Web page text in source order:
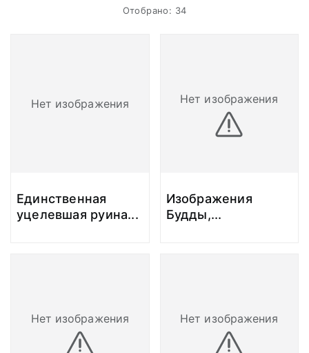
Отобрано: 34
Нет изображения
Единственная
уцелевшая руина...
Нет изображения
Изображения
Будды,...
Нет изображения Нет изображения